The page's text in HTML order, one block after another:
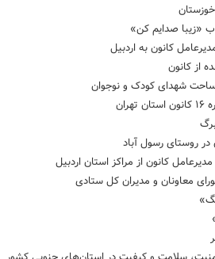
«زیبا صدایم کن»
کانون به اردبیل
از کانون
ساحت شهدای کودک و نوجوان
در روستای رسول آباد
کانون از مراکز استان اردبیل
معاونان و مدیران کل ستادی